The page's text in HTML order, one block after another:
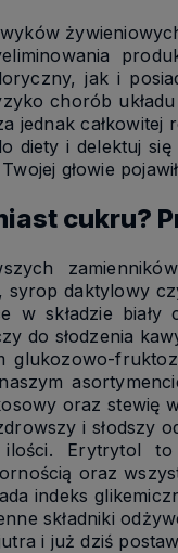
jak i
chorób
jednak całkowitej
diety i delektuj
głowie
cukru?
syrop daktylowy
w składzie
do słodzenia
glukozowo-
oraz stewię
i słodszy
ilości. Erytrytol
oraz
indeks
składniki
i już dziś